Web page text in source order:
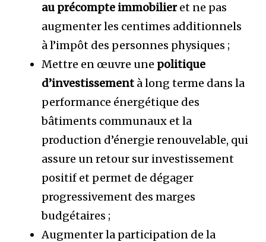
au précompte immobilieret ne pas
augmenter les centimes additionnels
à l’impôt des personnes physiques ;
Mettre en œuvre une politique
d’investissement à long terme dans la
performance énergétique des
bâtiments communaux et la
production d’énergie renouvelable, qui
assure un retour sur investissement
positif et permet de dégager
progressivement des marges
budgétaires ;
Augmenter la participation de la